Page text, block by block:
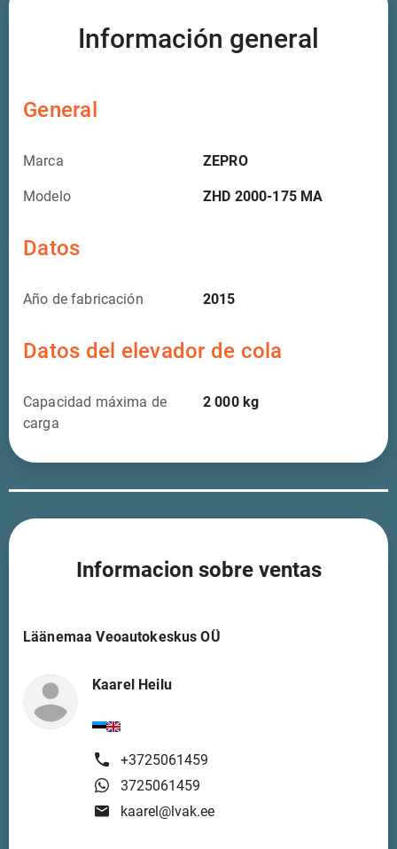
Información general
General
Marca ZEPRO
Modelo ZHD 2000-175 MA
Datos
Año de fabricación 2015
Datos del elevador de cola
Capacidad máxima de
carga
2 000 kg
Informacion sobre ventas
Läänemaa Veoautokeskus OÜ
Kaarel Heilu
+3725061459
3725061459
kaarel@lvak.ee